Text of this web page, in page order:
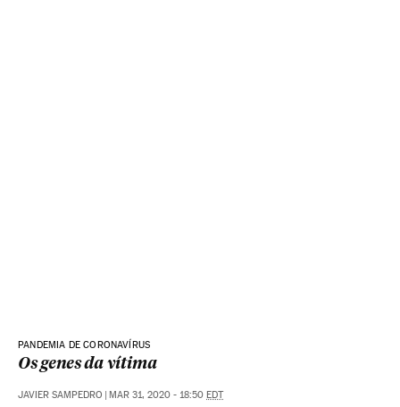
PANDEMIA DE CORONAVÍRUS
Os genes da vítima
JAVIER SAMPEDRO | MAR 31, 2020 - 18:50 EDT